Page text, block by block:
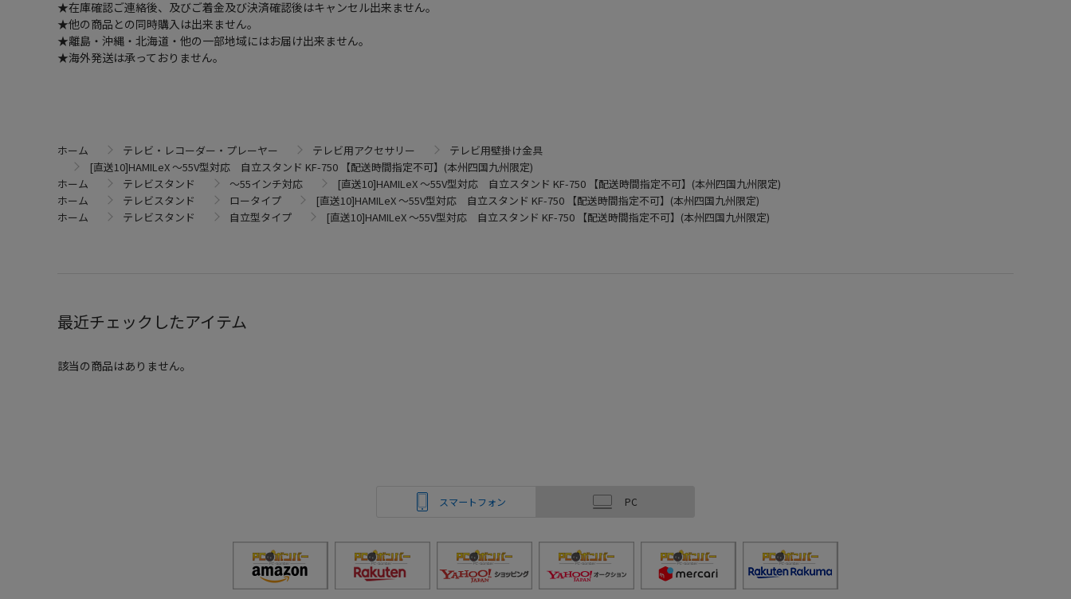
★在庫確認ご連絡後、及びご着金及び決済確認後はキャンセル出来ません。
★他の商品との同時購入は出来ません。
★離島・沖縄・北海道・他の一部地域にはお届け出来ません。
★海外発送は承っておりません。
ホーム テレビ・レコーダー・プレーヤー テレビ用アクセサリー
テレビ用壁掛け金具
[直送10]HAMILeX ～55V型対応 自立スタンド KF-750 【配送時間指定不可】(本州四国九州限定)
ホーム
テレビスタンド ～55インチ対応
[直送10]HAMILeX ～55V型対応 自立スタンド KF-750 【配送時間指定不可】(本州四国九州限定)
ホーム
テレビスタンド ロータイプ
[直送10]HAMILeX ～55V型対応 自立スタンド KF-750 【配送時間指定不可】(本州四国九州限定)
ホーム
テレビスタンド 自立型タイプ [直送10]HAMILeX ～55V型対応 自立スタンド KF-750 【配送時間指定不可】(本州四国九州限定)
最近チェックしたアイテム
該当の商品はありません。
スマートフォン PC